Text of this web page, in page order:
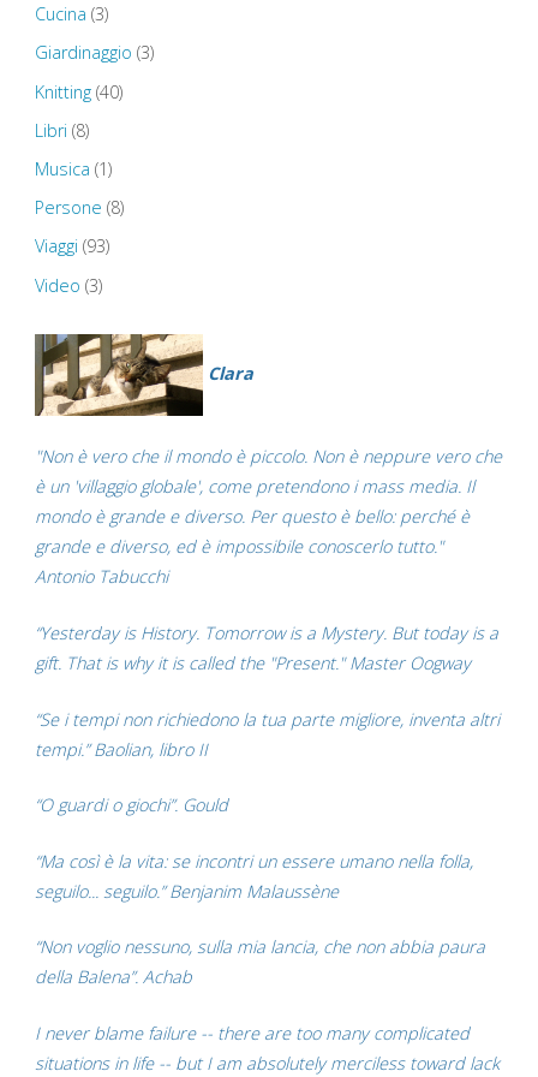
Cucina (3)
Giardinaggio (3)
Knitting(40)
Libri (8)
Musica (1)
Persone (8)
Viaggi (93)
Video (3)
Clara
"Non è vero che il mondo è piccolo. Non è neppure vero che
è un 'villaggio globale', come pretendono i mass media. Il
mondo è grande e diverso. Per questo è bello: perché è
grande e diverso, ed è impossibile conoscerlo tutto."
Antonio Tabucchi
“Yesterday is History. Tomorrow is a Mystery. But today is a
gift. That is why it is called the "Present." Master Oogway
“Se i tempi non richiedono la tua parte migliore, inventa altri
tempi.” Baolian, libro II
“O guardi o giochi”. Gould
“Ma così è la vita: se incontri un essere umano nella folla,
seguilo... seguilo.” Benjanim Malaussène
“Non voglio nessuno, sulla mia lancia, che non abbia paura
della Balena”. Achab
I never blame failure -- there are too many complicated
situations in life -- but I am absolutely merciless toward lack